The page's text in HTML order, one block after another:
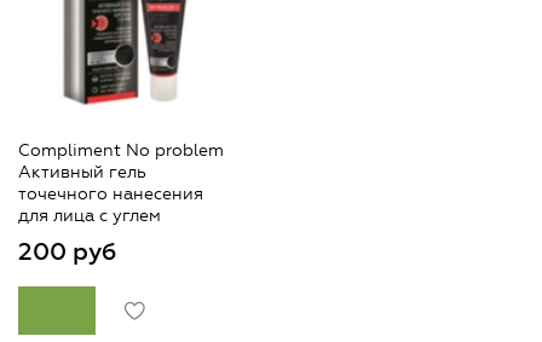
Compliment No problem
Активный гель
точечного нанесения
для лица с углем
200 руб